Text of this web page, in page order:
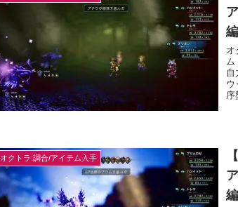
編
オ
ム
自
ウ
序
オクトラ:調合/アイテム入手
編